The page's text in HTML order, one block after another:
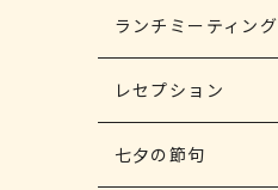
ランチミーティング
レセプション
七夕の節句